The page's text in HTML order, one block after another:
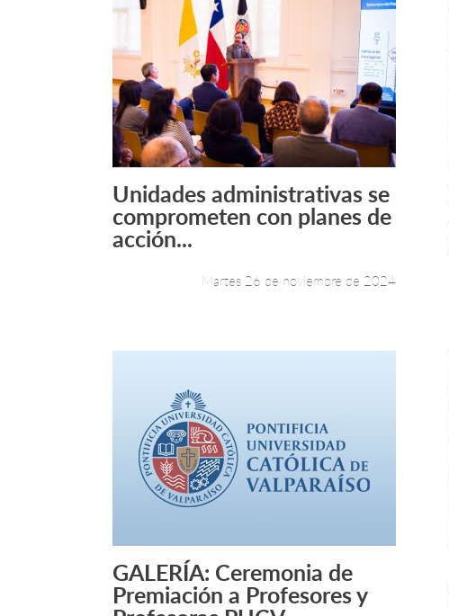
Leer más +
Unidades administrativas se
comprometen con planes de
acción...
Martes 26 de noviembre de 2024
Leer más +
GALERÍA: Ceremonia de
Premiación a Profesores y